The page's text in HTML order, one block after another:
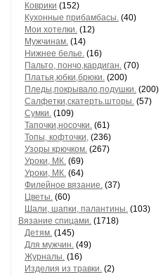
Коврики (152)
Кухонные прибамбасы. (40)
Мои хотелки. (12)
Мужчинам. (14)
Нижнее белье. (16)
Пальто, пончо,кардиган. (70)
Платья,юбки,брюки. (200)
Пледы,покрывало,подушки. (200)
Салфетки,скатерть.шторы. (57)
Сумки. (109)
Тапочки,носочки. (61)
Топы, кофточки, (236)
Узоры крючком. (267)
Уроки, МК. (69)
Уроки, МК. (64)
Филейное вязание. (37)
Цветы. (60)
Шали, шапки, палантины. (103)
Вязание спицами. (1718)
Детям. (145)
Для мужчин. (49)
Журналы. (16)
Изделия из травки. (2)